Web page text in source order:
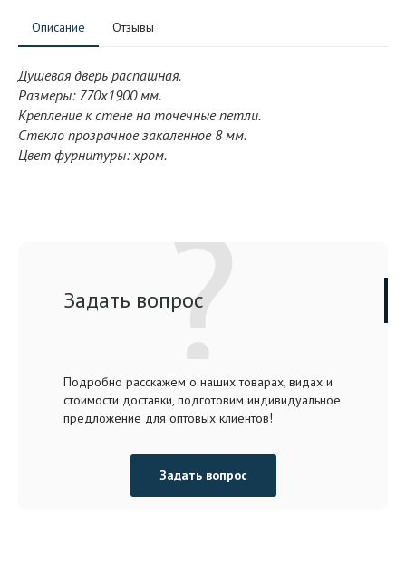
Описание Отзывы
Душевая дверь распашная.
Размеры: 770x1900 мм.
Крепление к стене на точечные петли.
Стекло прозрачное закаленное 8 мм.
Цвет фурнитуры: хром.
Задать вопрос
Подробно расскажем о наших товарах, видах и
стоимости доставки, подготовим индивидуальное
предложение для оптовых клиентов!
Задать вопрос